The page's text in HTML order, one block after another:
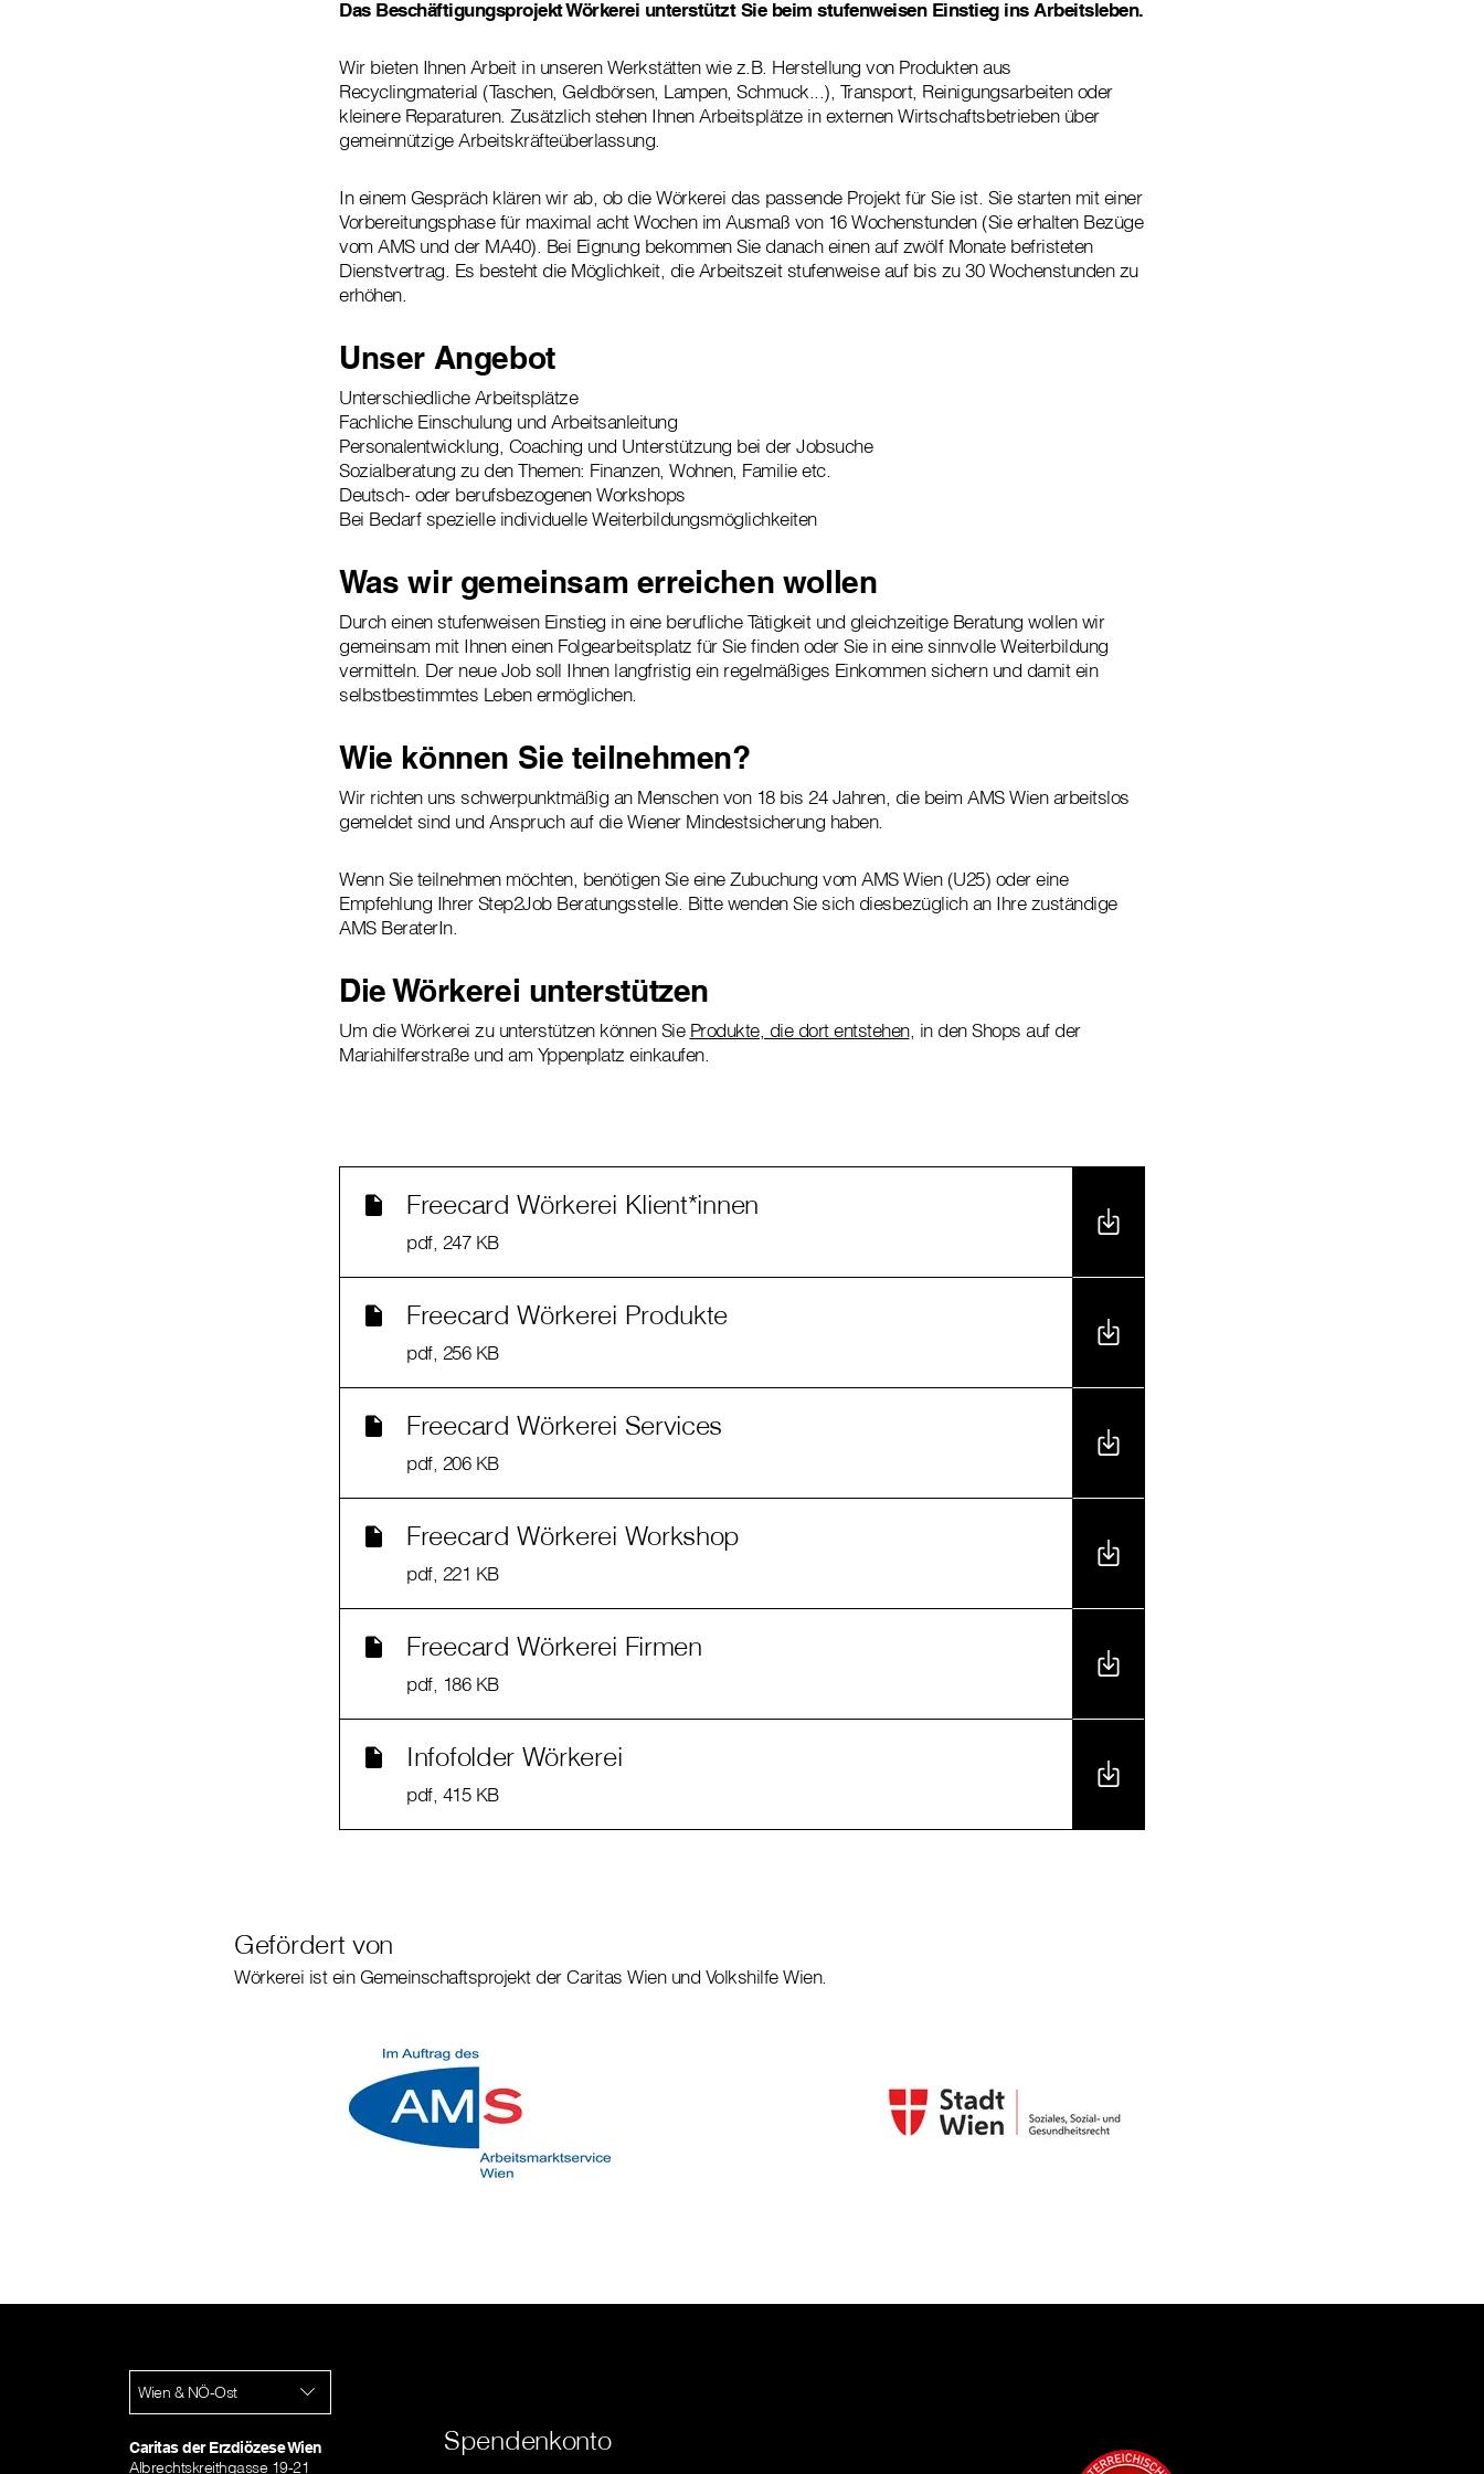
Das Beschäftigungsprojekt Wörkerei unterstützt Sie beim stufenweisen Einstieg ins Arbeitsleben.
Wir bieten Ihnen Arbeit in unseren Werkstätten wie z.B. Herstellung von Produkten aus
Recyclingmaterial (Taschen, Geldbörsen, Lampen, Schmuck...), Transport, Reinigungsarbeiten oder
kleinere Reparaturen. Zusätzlich stehen Ihnen Arbeitsplätze in externen Wirtschaftsbetrieben über
gemeinnützige Arbeitskräfteüberlassung.
In einem Gespräch klären wir ab, ob die Wörkerei das passende Projekt für Sie ist. Sie starten mit einer
Vorbereitungsphase für maximal acht Wochen im Ausmaß von 16 Wochenstunden (Sie erhalten Bezüge
vom AMS und der MA40). Bei Eignung bekommen Sie danach einen auf zwölf Monate befristeten
Dienstvertrag. Es besteht die Möglichkeit, die Arbeitszeit stufenweise auf bis zu 30 Wochenstunden zu
erhöhen.
Unser Angebot
Unterschiedliche Arbeitsplätze
Fachliche Einschulung und Arbeitsanleitung
Personalentwicklung, Coaching und Unterstützung bei der Jobsuche
Sozialberatung zu den Themen: Finanzen, Wohnen, Familie etc.
Deutsch- oder berufsbezogenen Workshops
Bei Bedarf spezielle individuelle Weiterbildungsmöglichkeiten
Was wir gemeinsam erreichen wollen
Durch einen stufenweisen Einstieg in eine berufliche Tätigkeit und gleichzeitige Beratung wollen wir
gemeinsam mit Ihnen einen Folgearbeitsplatz für Sie finden oder Sie in eine sinnvolle Weiterbildung
vermitteln. Der neue Job soll Ihnen langfristig ein regelmäßiges Einkommen sichern und damit ein
selbstbestimmtes Leben ermöglichen.
Wie können Sie teilnehmen?
Wir richten uns schwerpunktmäßig an Menschen von 18 bis 24 Jahren, die beim AMS Wien arbeitslos
gemeldet sind und Anspruch auf die Wiener Mindestsicherung haben.
Wenn Sie teilnehmen möchten, benötigen Sie eine Zubuchung vom AMS Wien (U25) oder eine
Empfehlung Ihrer Step2Job Beratungsstelle. Bitte wenden Sie sich diesbezüglich an Ihre zuständige
AMS BeraterIn.
Die Wörkerei unterstützen
Um die Wörkerei zu unterstützen können Sie Produkte, die dort entstehen, in den Shops auf der
Mariahilferstraße und am Yppenplatz einkaufen.
Freecard Wörkerei Klient*innen
pdf, 247 KB
Freecard Wörkerei Produkte
pdf, 256 KB
Freecard Wörkerei Services
pdf, 206 KB
Freecard Wörkerei Workshop
pdf, 221 KB
Freecard Wörkerei Firmen
pdf, 186 KB
Infofolder Wörkerei
pdf, 415 KB
Gefördert von
Wörkerei ist ein Gemeinschaftsprojekt der Caritas Wien und Volkshilfe Wien.
Wien & NÖ-Ost
Caritas der Erzdiözese Wien
Albrechtskreithgasse 19-21
Spendenkonto